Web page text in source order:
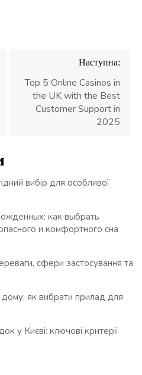
Наступна:
Top 5 Online Casinos in
the UK with the Best
Customer Support in
2025
вибір для особливої
как выбрать
и комфортного сна
сфери застосування та
як вибрати прилад для
у Києві: ключові критерії